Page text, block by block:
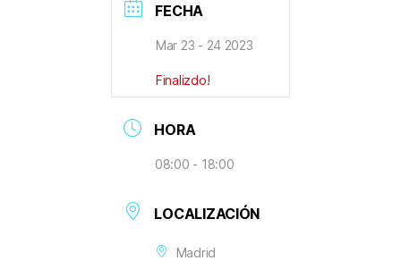
FECHA
Mar 23 - 24 2023
Finalizdo!
HORA
08:00 - 18:00
LOCALIZACIÓN
Madrid